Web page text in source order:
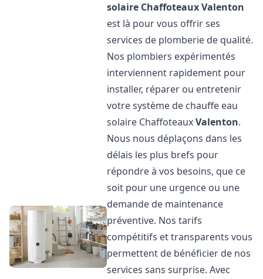
solaire ChaffoteauxValenton
est là pour vous offrir ses
services de plomberie de qualité.
Nos plombiers expérimentés
interviennent rapidement pour
installer, réparer ou entretenir
votre système de chauffe eau
solaire ChaffoteauxValenton.
Nous nous déplaçons dans les
délais les plus brefs pour
répondre à vos besoins, que ce
soit pour une urgence ou une
demande de maintenance
préventive. Nos tarifs
compétitifs et transparents vous
permettent de bénéficier de nos
services sans surprise. Avec